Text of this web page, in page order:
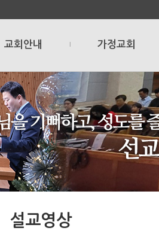
교회안내 가정교회
설교영상